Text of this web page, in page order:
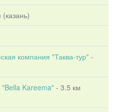
(казань)
компания "Таква-тур" -
Kareema" - 3.5 км